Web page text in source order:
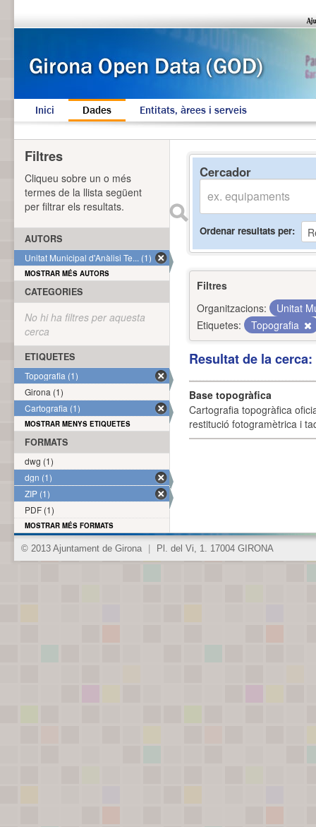
Inici Dades Entitats, àrees i serveis
Cercador
Ordenar resultats per
Filtres
Organitzacions:
Unitat
Etiquetes:
Topografia
Resultat de la
Base topogràfica
Cartografia topogràfica
restitució fotogramètrica i
Filtres
Cliqueu sobre un o més
termes de la llista següent
per filtrar els resultats.
AUTORS
Unitat Municipal d'Anàlisi Te... (1)
MOSTRAR MÉS AUTORS
CATEGORIES
No hi ha filtres per aquesta
cerca
ETIQUETES
Topografia (1)
Girona (1)
Cartografia (1)
MOSTRAR MENYS ETIQUETES
FORMATS
dwg (1)
dgn (1)
ZIP (1)
PDF (1)
MOSTRAR MÉS FORMATS
© 2013 Ajuntament de Girona Pl. del Vi, 1. 17004 GIRONA